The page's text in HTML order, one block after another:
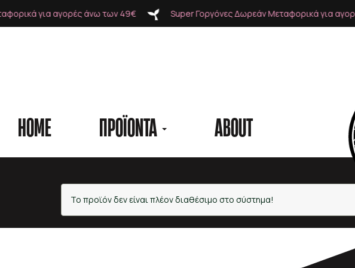
για αγορές άνω των 49€ Super Γοργόνες Δωρεάν Μεταφορικά για αγορές
HOME ΠΡΟΪΟΝΤΑ ABOUT
Το προϊόν δεν είναι πλέον διαθέσιμο στο σύστημα!